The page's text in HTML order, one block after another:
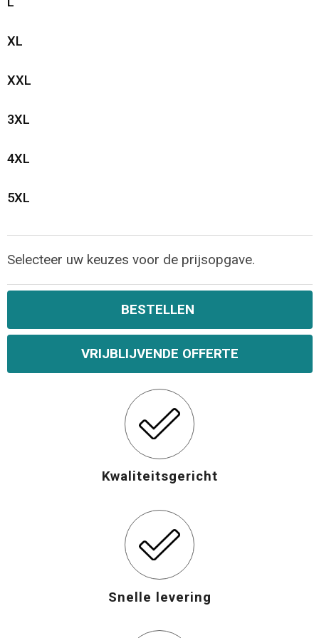
XL
XXL
3XL
4XL
5XL
Selecteer uw keuzes voor de prijsopgave.
BESTELLEN
VRIJBLIJVENDE OFFERTE
Kwaliteitsgericht
Snelle levering